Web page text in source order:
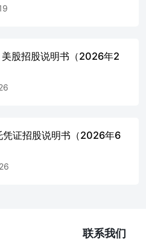
BY REFERENCE ABOUT THIS
CAPITAL STOCKDESCRIPTION
OF
OF UNITSLEGAL
BY REFERENCE We have not,
authorized anyone to provide you
supplement, the accompanying
to buy, the securities in any
股招股说明书（2026年2
证招股说明书（2026年6
联系我们